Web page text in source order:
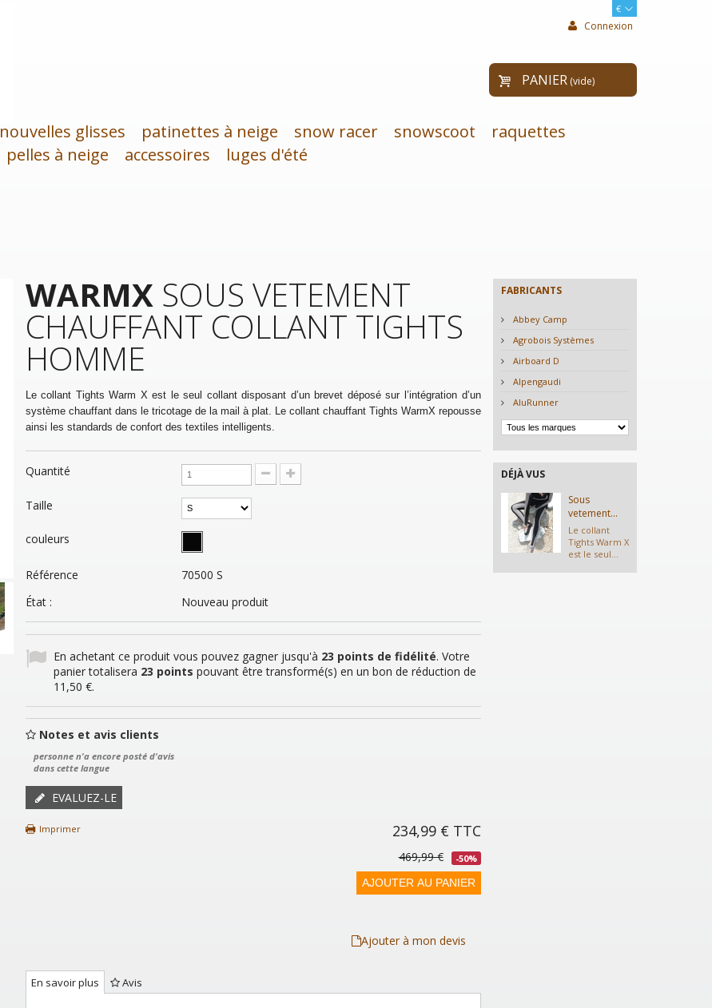
€
Connexion
PANIER (vide)
nouvelles glisses patinettes à neige snow racer snowscoot
raquettes
pelles à neige accessoires luges d'été
WARMXSOUS VETEMENT
CHAUFFANT COLLANT TIGHTS
HOMME
Le collant Tights Warm X est le seul collant disposant d’un brevet déposé sur l’intégration d’un
système chauffant dans le tricotage de la mail à plat. Le collant chauffant Tights WarmX repousse
ainsi les standards de confort des textiles intelligents.
Quantité
Taille
couleurs
Référence
70500 S
État :
Nouveau produit
En achetant ce produit vous pouvez gagner jusqu'à 23 points de fidélité. Votre
panier totalisera 23 points pouvant être transformé(s) en un bon de réduction de
11,50 €.
Notes et avis clients
personne n'a encore posté d'avis
dans cette langue
EVALUEZ-LE
Imprimer 234,99 € TTC
-50%
469,99 €
AJOUTER AU PANIER
Ajouter à mon devis
En savoir plus Avis
FABRICANTS
Abbey Camp
Agrobois Systèmes
Airboard D
Alpengaudi
AluRunner
DÉJÀ VUS
Sous
vetement...
Le collant
Tights Warm X
est le seul...